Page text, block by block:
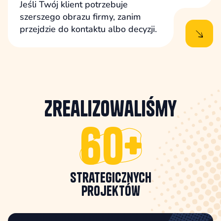
Jeśli Twój klient potrzebuje
szerszego obrazu firmy, zanim
przejdzie do kontaktu albo decyzji.
Zrealizowaliśmy
60+
strategicznych
projektów